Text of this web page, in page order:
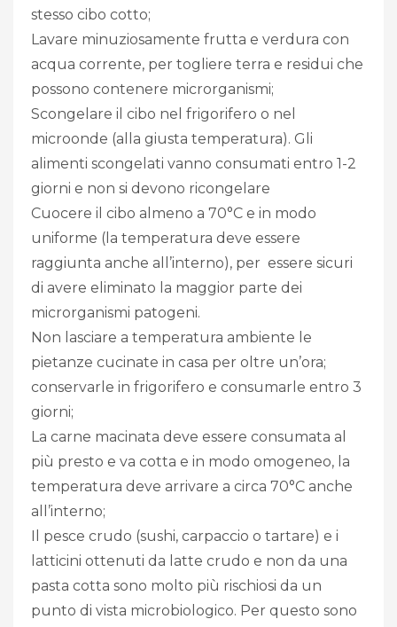
stesso cibo cotto;
Lavare minuziosamente frutta e verdura con
acqua corrente, per togliere terra e residui che
possono contenere microrganismi;
Scongelare il cibo nel frigorifero o nel
microonde (alla giusta temperatura). Gli
alimenti scongelati vanno consumati entro 1-2
giorni e non si devono ricongelare
Cuocere il cibo almeno a 70°C e in modo
uniforme (la temperatura deve essere
raggiunta anche all’interno), per essere sicuri
di avere eliminato la maggior parte dei
microrganismi patogeni.
Non lasciare a temperatura ambiente le
pietanze cucinate in casa per oltre un’ora;
conservarle in frigorifero e consumarle entro 3
giorni;
La carne macinata deve essere consumata al
più presto e va cotta e in modo omogeneo, la
temperatura deve arrivare a circa 70°C anche
all’interno;
Il pesce crudo (sushi, carpaccio o tartare) e i
latticini ottenuti da latte crudo e non da una
pasta cotta sono molto più rischiosi da un
punto di vista microbiologico. Per questo sono